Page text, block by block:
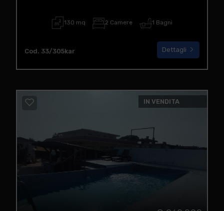
130 mq 2 Camere 1 Bagni
Cod. 33/305kar Dettagli
IN VENDITA